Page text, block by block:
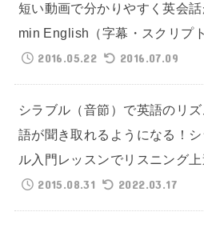
短い動画で分かりやすく英会
min English（字幕・スクリプ
2016.05.22
2016.07.09
シラブル（音節）で英語のリ
語が聞き取れるようになる！
ル入門レッスンでリスニング上
2015.08.31
2022.03.17